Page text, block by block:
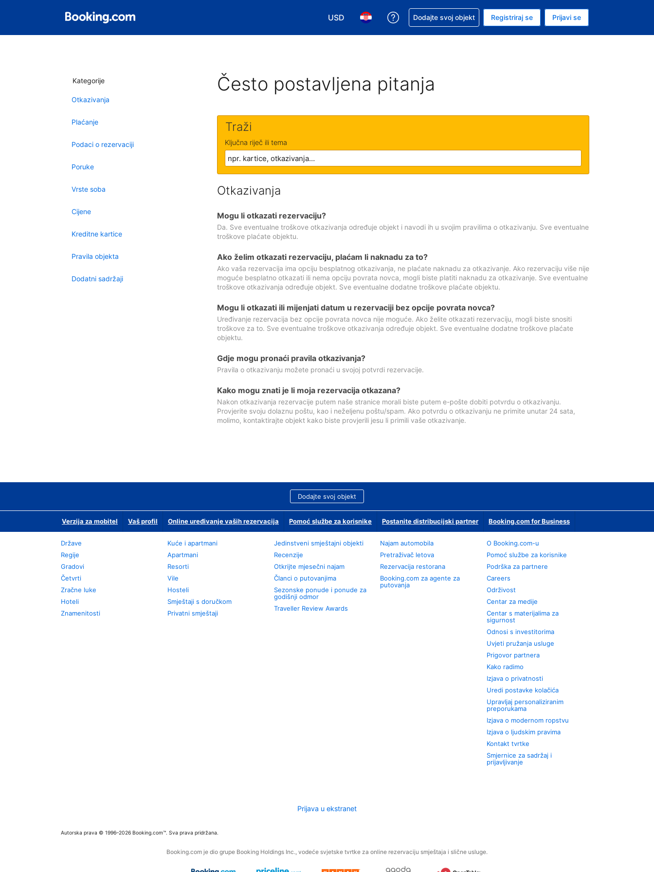
USD
Odaberite valutu. Vaša je trenutačna valuta Američki dolar
Odaberite svoj jezik. Vaš je trenutačni jezik Hrvatskom
Zatražite pomoć sa svojom rezervacijom
Dodajte svoj objekt Registriraj se Prijavi se
Kategorije
Otkazivanja
Plaćanje
Podaci o rezervaciji
Poruke
Vrste soba
Cijene
Kreditne kartice
Pravila objekta
Dodatni sadržaji
Često postavljena pitanja
Traži
Ključna riječ ili tema
Otkazivanja
Mogu li otkazati rezervaciju?
Da. Sve eventualne troškove otkazivanja određuje objekt i navodi ih u svojim pravilima o otkazivanju. Sve eventualne
troškove plaćate objektu.
Ako želim otkazati rezervaciju, plaćam li naknadu za to?
Ako vaša rezervacija ima opciju besplatnog otkazivanja, ne plaćate naknadu za otkazivanje. Ako rezervaciju više nije
moguće besplatno otkazati ili nema opciju povrata novca, mogli biste platiti naknadu za otkazivanje. Sve eventualne
troškove otkazivanja određuje objekt. Sve eventualne dodatne troškove plaćate objektu.
Mogu li otkazati ili mijenjati datum u rezervaciji bez opcije povrata novca?
Uređivanje rezervacija bez opcije povrata novca nije moguće. Ako želite otkazati rezervaciju, mogli biste snositi
troškove za to. Sve eventualne troškove otkazivanja određuje objekt. Sve eventualne dodatne troškove plaćate
objektu.
Gdje mogu pronaći pravila otkazivanja?
Pravila o otkazivanju možete pronaći u svojoj potvrdi rezervacije.
Kako mogu znati je li moja rezervacija otkazana?
Nakon otkazivanja rezervacije putem naše stranice morali biste putem e-pošte dobiti potvrdu o otkazivanju.
Provjerite svoju dolaznu poštu, kao i neželjenu poštu/spam. Ako potvrdu o otkazivanju ne primite unutar 24 sata,
molimo, kontaktirajte objekt kako biste provjerili jesu li primili vaše otkazivanje.
Dodajte svoj objekt
Verzija za mobitel Vaš profil Online uređivanje vaših rezervacija Pomoć službe za korisnike Postanite distribucijski partner Booking.com for Business
Države
Regije
Gradovi
Četvrti
Zračne luke
Hoteli
Znamenitosti
Kuće i apartmani
Apartmani
Resorti
Vile
Hosteli
Smještaji s doručkom
Privatni smještaji
Jedinstveni smještajni objekti
Recenzije
Otkrijte mjesečni najam
Članci o putovanjima
Sezonske ponude i ponude za
godišnji odmor
Traveller Review Awards
Najam automobila
Pretraživač letova
Rezervacija restorana
Booking.com za agente za
putovanja
O Booking.com-u
Pomoć službe za korisnike
Podrška za partnere
Careers
Održivost
Centar za medije
Centar s materijalima za
sigurnost
Odnosi s investitorima
Uvjeti pružanja usluge
Prigovor partnera
Kako radimo
Izjava o privatnosti
Uredi postavke kolačića
Upravljaj personaliziranim
preporukama
Izjava o modernom ropstvu
Izjava o ljudskim pravima
Kontakt tvrtke
Smjernice za sadržaj i
prijavljivanje
Prijava u ekstranet
Autorska prava © 1996–2026 Booking.com™. Sva prava pridržana.
Booking.com je dio grupe Booking Holdings Inc., vodeće svjetske tvrtke za online rezervaciju smještaja i slične usluge.